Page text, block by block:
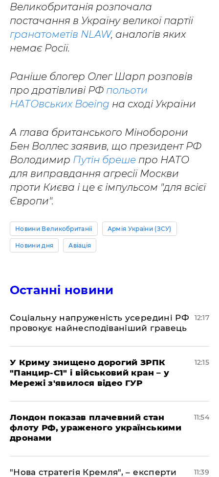
Великобританія розпочала
постачання в Україну великої партії
гранатометів NLAW, аналогів яких
немає Росії.
Раніше блогер Олег Шарп розповів
про дратівливі РФ польоти
НАТОвських Boeing на сході України
А глава британського Міноборони
Бен Воллес заявив, що президент РФ
Володимир Путін бреше про НАТО
для виправдання агресії Москви
проти Києва і це є імпульсом "для всієї
Європи".
Новини Великобританії Армія України (ЗСУ)
Новини дня Авіація
Останні новини
Соціальну напруженість усередині РФ
провокує найнесподіваніший гравець
12:17
У Криму знищено дорогий ЗРПК
"Панцир-С1" і військовий кран – у
Мережі з'явилося відео ГУР
12:15
Лондон показав плачевний стан
флоту РФ, ураженого українськими
дронами
11:54
"Нова стратегія Кремля", – експерти 11:39